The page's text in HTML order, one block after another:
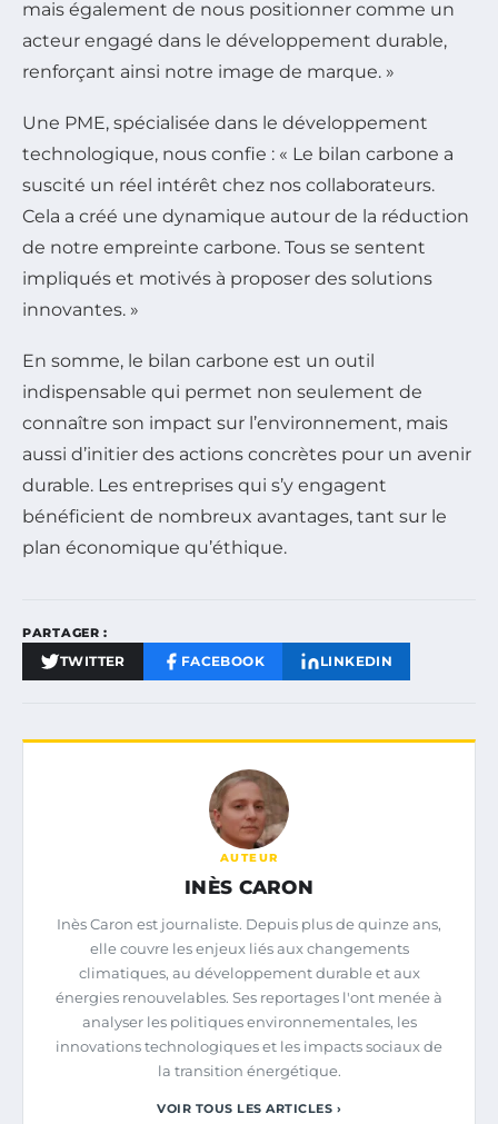
mais également de nous positionner comme un
acteur engagé dans le développement durable,
renforçant ainsi notre image de marque. »
Une PME, spécialisée dans le développement
technologique, nous confie : « Le bilan carbone a
suscité un réel intérêt chez nos collaborateurs.
Cela a créé une dynamique autour de la réduction
de notre empreinte carbone. Tous se sentent
impliqués et motivés à proposer des solutions
innovantes. »
En somme, le bilan carbone est un outil
indispensable qui permet non seulement de
connaître son impact sur l’environnement, mais
aussi d’initier des actions concrètes pour un avenir
durable. Les entreprises qui s’y engagent
bénéficient de nombreux avantages, tant sur le
plan économique qu’éthique.
PARTAGER :
TWITTER FACEBOOK LINKEDIN
AUTEUR
INÈS CARON
Inès Caron est journaliste. Depuis plus de quinze ans,
elle couvre les enjeux liés aux changements
climatiques, au développement durable et aux
énergies renouvelables. Ses reportages l'ont menée à
analyser les politiques environnementales, les
innovations technologiques et les impacts sociaux de
la transition énergétique.
VOIR TOUS LES ARTICLES ›